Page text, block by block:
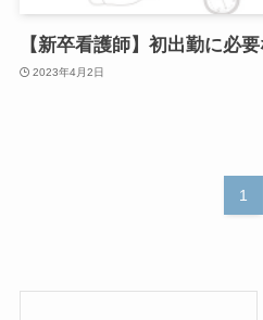
【新卒看護師】初出勤に必
2023年4月2日
1